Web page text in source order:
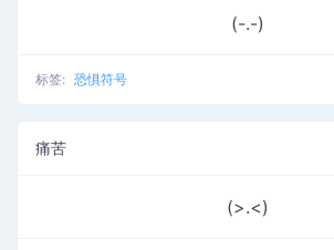
(-.-)
标签: 恐惧符号
痛苦
(>.<)